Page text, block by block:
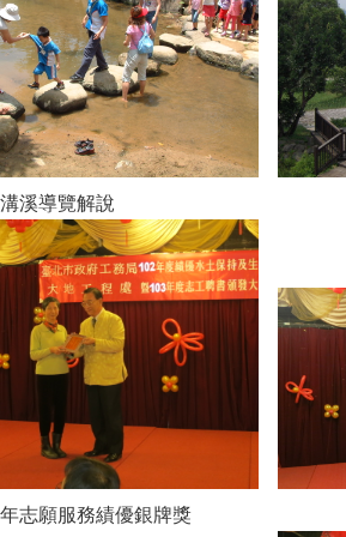
溝溪導覽解說 內
年志願服務績優銀牌獎 表揚